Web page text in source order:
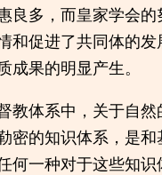
良多，而皇家学会
和促进了共同体的
成果的明显产生。
教体系中，关于自
密的知识体系，是
何一种对于这些知